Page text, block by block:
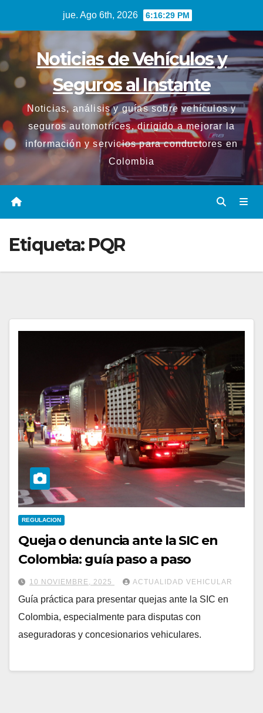
contenido
jue. Ago 6th, 2026 6:16:30 PM
Noticias de Vehículos y
Seguros al Instante
Noticias, análisis y guías sobre vehículos y
seguros automotrices, dirigido a mejorar la
información y servicios para conductores en
Colombia
Etiqueta: PQR
REGULACION
Queja o denuncia ante la SIC en
Colombia: guía paso a paso
10 NOVIEMBRE, 2025 ACTUALIDAD VEHICULAR
Guía práctica para presentar quejas ante la SIC en
Colombia, especialmente para disputas con
aseguradoras y concesionarios vehiculares.